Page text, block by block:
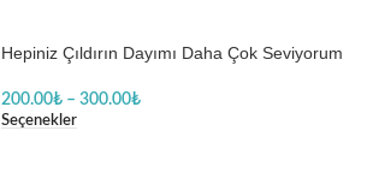
Hepiniz Çıldırın Dayımı Daha Çok Seviyorum
200.00₺ – 300.00₺
Seçenekler